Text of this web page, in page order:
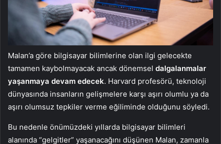
Malan’a göre bilgisayar bilimlerine olan ilgi gelecekte
tamamen kaybolmayacak ancak dönemsel dalgalanmalar
yaşanmaya devam edecek. Harvard profesörü, teknoloji
dünyasında insanların gelişmelere karşı aşırı olumlu ya da
aşırı olumsuz tepkiler verme eğiliminde olduğunu söyledi.
Bu nedenle önümüzdeki yıllarda bilgisayar bilimleri
alanında “gelgitler” yaşanacağını düşünen Malan, zamanla